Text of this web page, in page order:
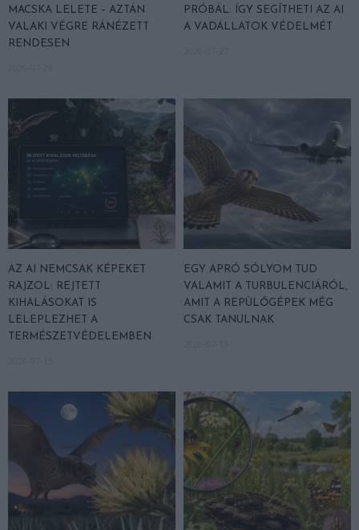
MACSKA LELETE – AZTÁN
VALAKI VÉGRE RÁNÉZETT
RENDESEN
PRÓBÁL: ÍGY SEGÍTHETI AZ AI
A VADÁLLATOK VÉDELMÉT
AZ AI NEMCSAK KÉPEKET
RAJZOL: REJTETT
KIHALÁSOKAT IS
LELEPLEZHET A
TERMÉSZETVÉDELEMBEN
EGY APRÓ SÓLYOM TUD
VALAMIT A TURBULENCIÁRÓL,
AMIT A REPÜLŐGÉPEK MÉG
CSAK TANULNAK